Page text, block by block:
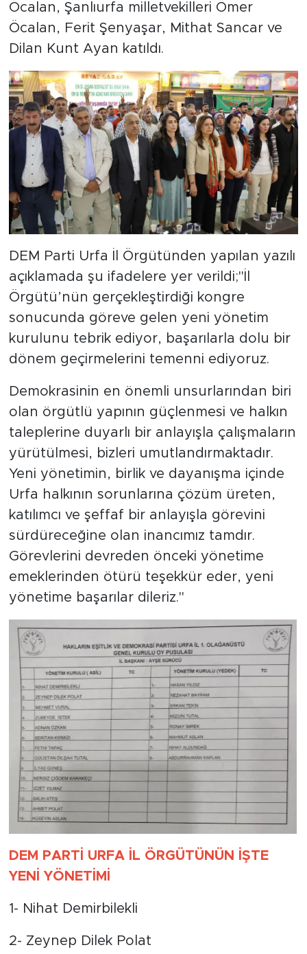
Öcalan, Şanlıurfa milletvekilleri Ömer
Öcalan, Ferit Şenyaşar, Mithat Sancar ve
Dilan Kunt Ayan katıldı.
DEM Parti Urfa İl Örgütünden yapılan yazılı
açıklamada şu ifadelere yer verildi;"İl
Örgütü’nün gerçekleştirdiği kongre
sonucunda göreve gelen yeni yönetim
kurulunu tebrik ediyor, başarılarla dolu bir
dönem geçirmelerini temenni ediyoruz.
Demokrasinin en önemli unsurlarından biri
olan örgütlü yapının güçlenmesi ve halkın
taleplerine duyarlı bir anlayışla çalışmaların
yürütülmesi, bizleri umutlandırmaktadır.
Yeni yönetimin, birlik ve dayanışma içinde
Urfa halkının sorunlarına çözüm üreten,
katılımcı ve şeffaf bir anlayışla görevini
sürdüreceğine olan inancımız tamdır.
Görevlerini devreden önceki yönetime
emeklerinden ötürü teşekkür eder, yeni
yönetime başarılar dileriz."
DEM PARTİ URFA İL ÖRGÜTÜNÜN İŞTE
YENİ YÖNETİMİ
1- Nihat Demirbilekli
2- Zeynep Dilek Polat